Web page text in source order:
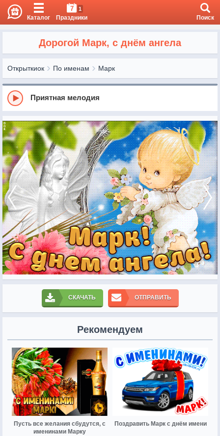
Каталог
7 1
Праздники Поиск
Дорогой Марк, с днём ангела
Открыткиок По именам Марк
Приятная мелодия
СКАЧАТЬ ОТПРАВИТЬ
Рекомендуем
Пусть все желания сбудутся, с
именинами Марку
Поздравить Марк с днём имени